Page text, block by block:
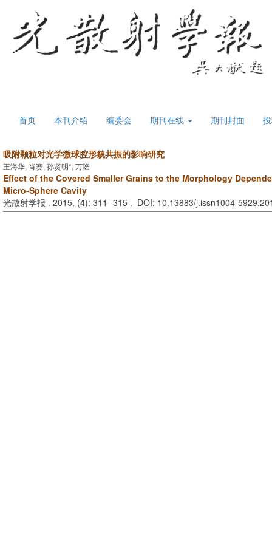
首页 本刊介绍 编委会 期刊在线 期刊封面
吸附颗粒对光学微球腔形貌共振的影响研究
王海华, 肖赛, 孙贤明*, 万隆
Effect of the Covered Smaller Grains to the Morphology
Micro-Sphere Cavity
光散射学报 . 2015, (4): 311 -315 . DOI: 10.13883/j.issn1004-